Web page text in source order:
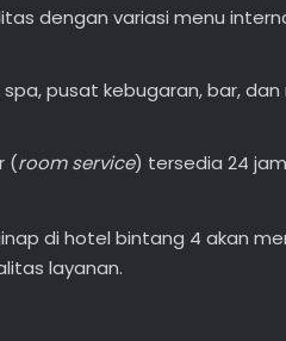
dengan variasi menu
pusat kebugaran, bar,
(room service) tersedia 24
di hotel bintang 4 akan
layanan.